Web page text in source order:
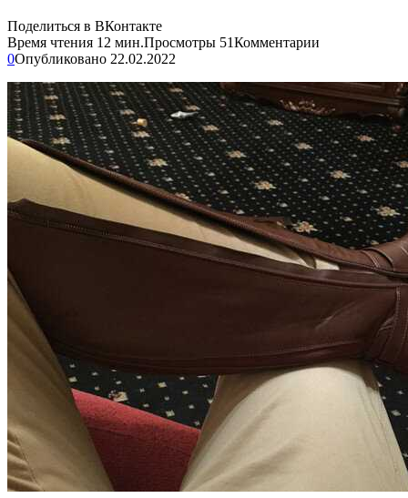
Поделиться в ВКонтакте
Время чтения 12 мин.Просмотры 51Комментарии
0Опубликовано 22.02.2022